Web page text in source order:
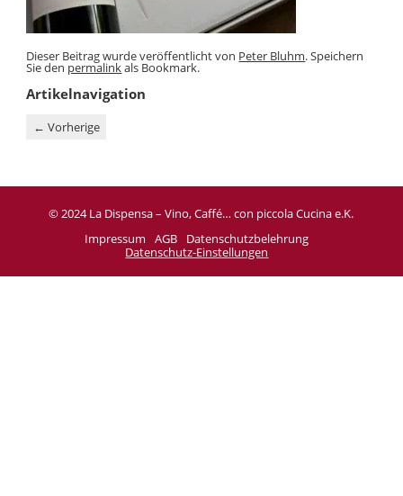
Dieser Beitrag wurde veröffentlicht von Peter Bluhm. Speichern
Sie den permalinkals Bookmark.
Artikelnavigation
← Vorherige
© 2024 La Dispensa – Vino, Caffé… con piccola Cucina e.K.
Impressum
AGB
Datenschutzbelehrung
Datenschutz-Einstellungen